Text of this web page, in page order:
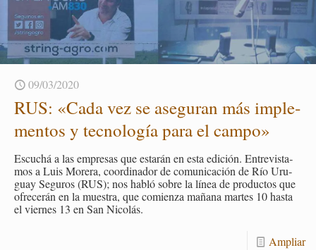
09/03/2020
RUS: «Cada vez se ase­gu­ran más im­ple­
men­tos y tec­no­lo­gía para el campo»
Es­cu­chá a las em­pre­sas que es­ta­rán en esta edi­ción. En­tre­vis­ta­
mos a Luis Mo­re­ra, coor­di­na­dor de co­mu­ni­ca­ción de Río Uru­
guay Se­gu­ros (RUS); nos habló sobre la línea de pro­duc­tos que
ofre­ce­rán en la mues­tra, que co­mien­za ma­ña­na mar­tes 10 hasta
el vier­nes 13 en San Ni­co­lás.
Am­pliar